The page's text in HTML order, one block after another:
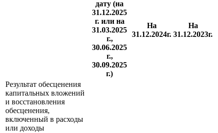
дату (на
31.12.2025
г. или на
31.03.2025
г.,
30.06.2025
г.,
30.09.2025
г.)
На
31.12.2024г.
На
31.12.2023г.
Результат обесценения
капитальных вложений
и восстановления
обесценения,
включенный в расходы
или доходы